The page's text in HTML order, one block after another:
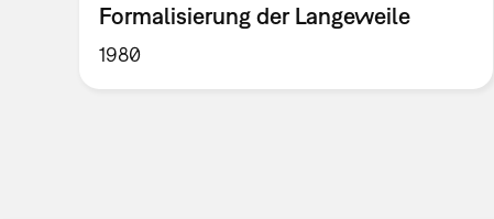
Formalisierung der Langeweile
1980